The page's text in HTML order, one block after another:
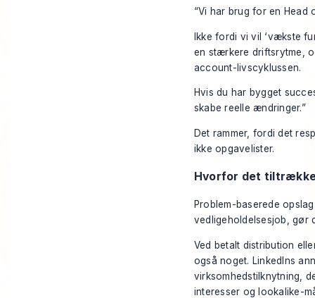
“Vi har brug for en Head
Ikke fordi vi vil ‘vækste
en stærkere driftsrytme,
account-livscyklussen.
Hvis du har bygget
skabe reelle ændringer.”
Det rammer, fordi det
ikke opgavelister.
Hvorfor det
Problem-baserede
vedligeholdelsesjob, gør
Ved betalt distribution
også noget. LinkedIns
virksomhedstilknytning,
interesser og lookalike-